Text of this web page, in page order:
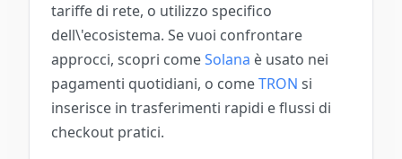
tariffe di rete, o utilizzo specifico
dell\'ecosistema. Se vuoi confrontare
approcci, scopri comeSolana è usato nei
pagamenti quotidiani, o comeTRON si
inserisce in trasferimenti rapidi e flussi di
checkout pratici.